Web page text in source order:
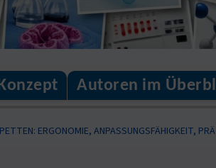
Autoren im
ERGONOMIE, ANPASSUNGSFÄHIGKEIT,